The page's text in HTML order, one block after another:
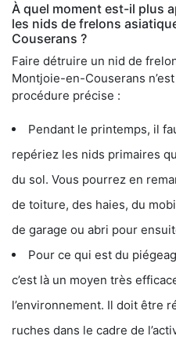
À quel moment est-il plus
les nids de frelons
Couserans ?
Faire détruire un nid de
Montjoie-en-Couserans
procédure précise :
Pendant le printemps, il
repériez les nids primaires
du sol. Vous pourrez en
de toiture, des haies, du
de garage ou abri pour
Pour ce qui est du
c’est là un moyen très
l’environnement. Il doit être
ruches dans le cadre de